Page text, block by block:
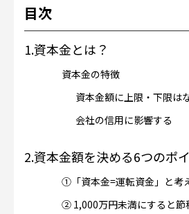
目次
1.資本金とは？
資本金の特徴
資本金額に上限・下限は
会社の信用に影響する
2.資本金額を決める6つのポ
①「資本金=運転資金」と考
② 1,000万円未満にすると節